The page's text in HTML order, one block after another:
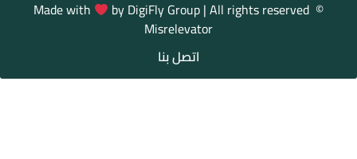
Made with byDigiFly Group |All rights reserved
Misrelevator
اتصل بنا